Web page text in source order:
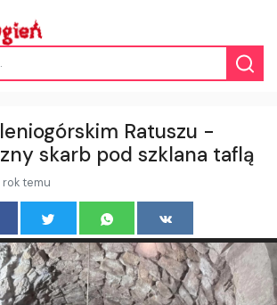
Ratuszu -
skarb pod szklana taflą
rok temu